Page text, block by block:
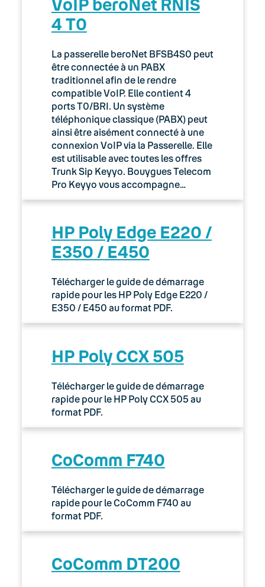
4 T0
La passerelle beroNet BFSB4S0 peut
être connectée à un PABX
traditionnel afin de le rendre
compatible VoIP. Elle contient 4
ports T0/BRI. Un système
téléphonique classique (PABX) peut
ainsi être aisément connecté à une
connexion VoIP via la Passerelle. Elle
est utilisable avec toutes les offres
Trunk Sip Keyyo. Bouygues Telecom
Pro Keyyo vous accompagne…
HP Poly Edge E220 /
E350 / E450
Télécharger le guide de démarrage
rapide pour les HP Poly Edge E220 /
E350 / E450 au format PDF.
HP Poly CCX 505
Télécharger le guide de démarrage
rapide pour le HP Poly CCX 505 au
format PDF.
CoComm F740
Télécharger le guide de démarrage
rapide pour le CoComm F740 au
format PDF.
CoComm DT200